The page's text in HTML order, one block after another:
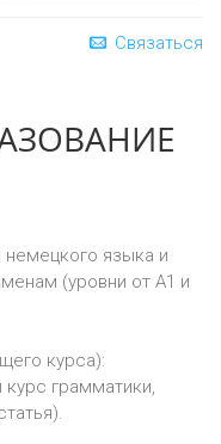
Связаться
немецкого языка и
(уровни от A1 и
курса):
курс грамматики,